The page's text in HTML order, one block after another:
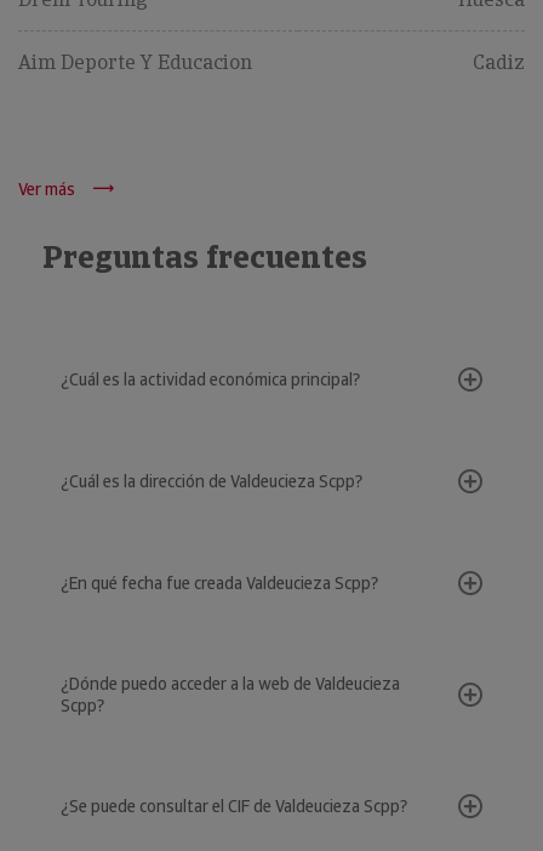
Aim Deporte Y Educacion Cadiz
Ver más
Preguntas frecuentes
¿Cuál es la actividad económica principal?
¿Cuál es la dirección de Valdeucieza Scpp?
¿En qué fecha fue creada Valdeucieza Scpp?
¿Dónde puedo acceder a la web de Valdeucieza
Scpp?
¿Se puede consultar el CIF de Valdeucieza Scpp?